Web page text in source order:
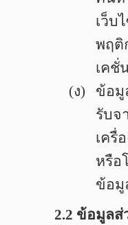
เว็บ
พฤติ
เคชั่
(ง)
ข้อมู
รับจ
เครื่
หรือ
ข้อมู
2.2 ข้อมูล